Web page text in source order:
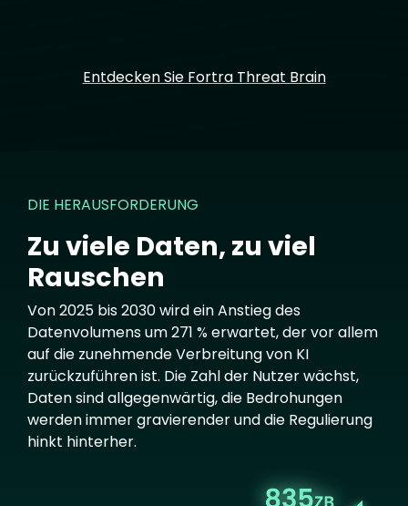
Entdecken Sie Fortra Threat Brain
DIE HERAUSFORDERUNG
Zu viele Daten, zu viel
Rauschen
Von 2025 bis 2030 wird ein Anstieg des
Datenvolumens um 271 % erwartet, der vor allem
auf die zunehmende Verbreitung von KI
zurückzuführen ist. Die Zahl der Nutzer wächst,
Daten sind allgegenwärtig, die Bedrohungen
werden immer gravierender und die Regulierung
hinkt hinterher.